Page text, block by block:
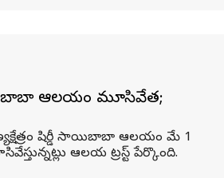
ఆలయం మూసివేత;
షిర్డీ సాయిబాబా ఆలయం మే 1
ఆలయ ట్రస్ట్ పేర్కొంది.